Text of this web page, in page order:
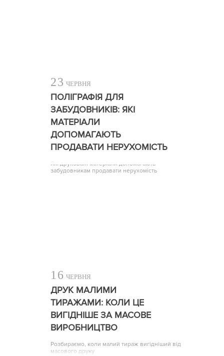
23 ЧЕРВНЯ
ПОЛІГРАФІЯ ДЛЯ
ЗАБУДОВНИКІВ: ЯКІ
МАТЕРІАЛИ
ДОПОМАГАЮТЬ
ПРОДАВАТИ НЕРУХОМІСТЬ
Які друковані матеріали допомагають
забудовникам продавати нерухомість
16 ЧЕРВНЯ
ДРУК МАЛИМИ
ТИРАЖАМИ: КОЛИ ЦЕ
ВИГІДНІШЕ ЗА МАСОВЕ
ВИРОБНИЦТВО
Розбираємо, коли малий тираж вигідніший від
масового друку